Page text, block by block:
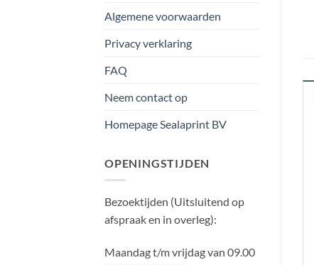
Algemene voorwaarden
Privacy verklaring
FAQ
Neem contact op
Homepage Sealaprint BV
OPENINGSTIJDEN
Bezoektijden (Uitsluitend op
afspraak en in overleg):
Maandag t/m vrijdag van 09.00